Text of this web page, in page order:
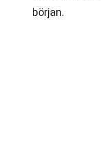
början.